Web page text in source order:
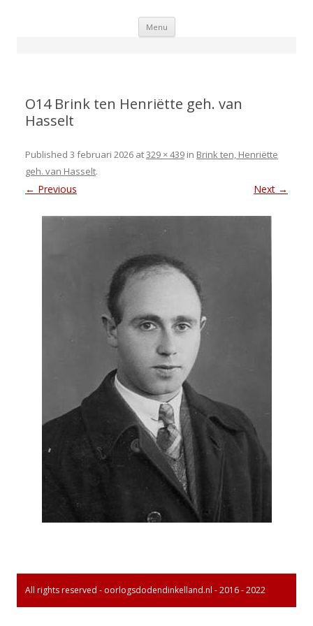
Menu Skip
O14 Brink ten Henriëtte geh. van
Hasselt
Published 3 februari 2026 at329 × 439 in Brink ten, Henriëtte
geh. van Hasselt.
← Previous Next →
All rights reserved - oorlogsdodendinkelland.nl - 2016 - 2022